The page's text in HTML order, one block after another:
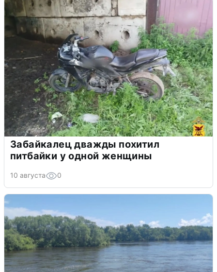
Забайкалец дважды похитил
питбайки у одной женщины
10 августа 0